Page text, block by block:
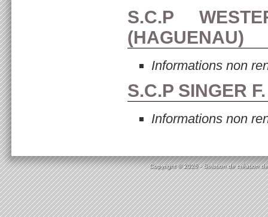
S.C.P
(HAGUENAU)
Informations non
S.C.P SINGER
Informations non
Copyright © 2026 - Solution de création